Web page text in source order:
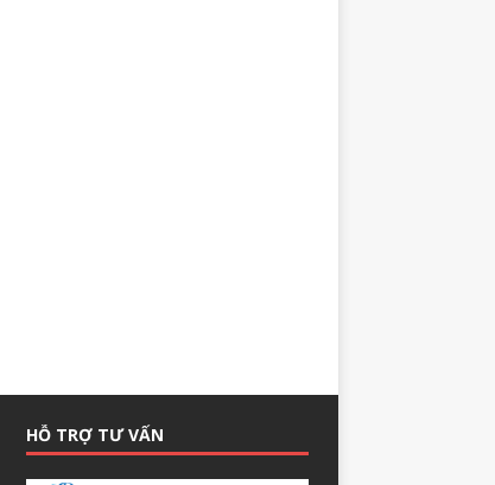
HỖ TRỢ TƯ VẤN